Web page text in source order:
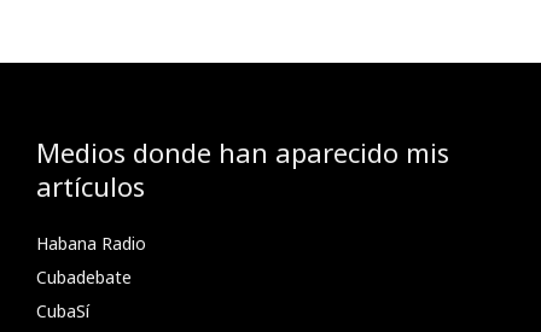
Medios donde han aparecido mis
artículos
Habana Radio
Cubadebate
CubaSí